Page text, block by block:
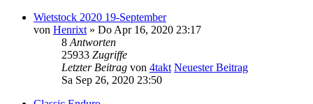
Wietstock 2020 19-September
von Henrixt » Do Apr 16, 2020 23:17
8 Antworten
25933 Zugriffe
Letzter Beitrag von 4takt Neuester Beitrag
Sa Sep 26, 2020 23:50